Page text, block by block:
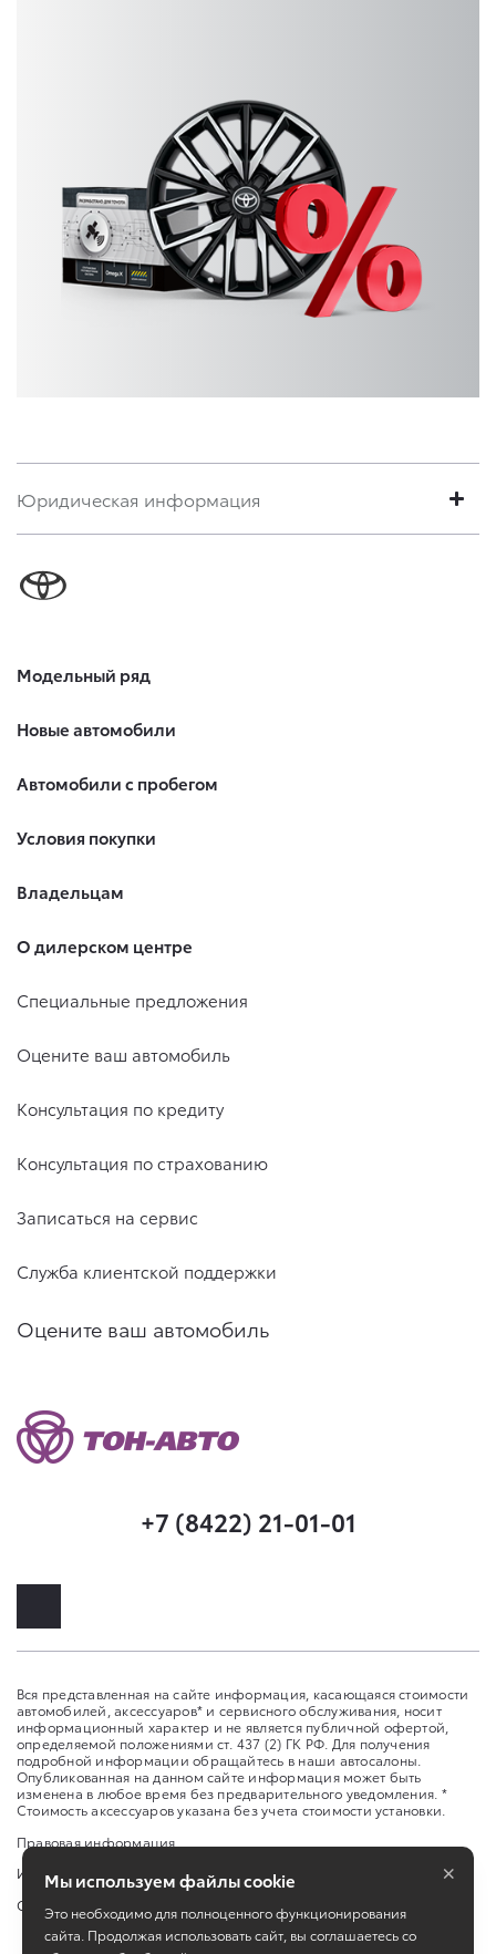
Юридическая информация
Модельный ряд
Новые автомобили
Автомобили с пробегом
Условия покупки
Владельцам
О дилерском центре
Специальные предложения
Оцените ваш автомобиль
Консультация по кредиту
Консультация по страхованию
Записаться на сервис
Служба клиентской поддержки
Оцените ваш автомобиль
+7 (8422) 21-01-01
Вся представленная на сайте информация, касающаяся стоимости
автомобилей, аксессуаров* и сервисного обслуживания, носит
информационный характер и не является публичной офертой,
определяемой положениями ст. 437 (2) ГК РФ. Для получения
подробной информации обращайтесь в наши автосалоны.
Опубликованная на данном сайте информация может быть
изменена в любое время без предварительного уведомления. *
Стоимость аксессуаров указана без учета стоимости установки.
Правовая информация
Изменить настройку cookies
Сбросить cookie
Мы используем файлы cookie
Это необходимо для полноценного функционирования
сайта. Продолжая использовать сайт, вы соглашаетесь со
×